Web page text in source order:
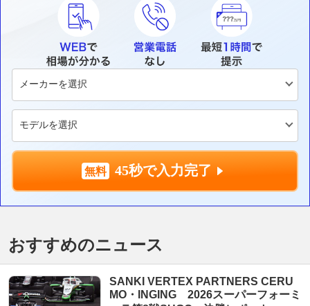
45秒で入力完了
おすすめのニュース
SANKI VERTEX PARTNERS CERU
MO・INGING 2026スーパーフォーミ